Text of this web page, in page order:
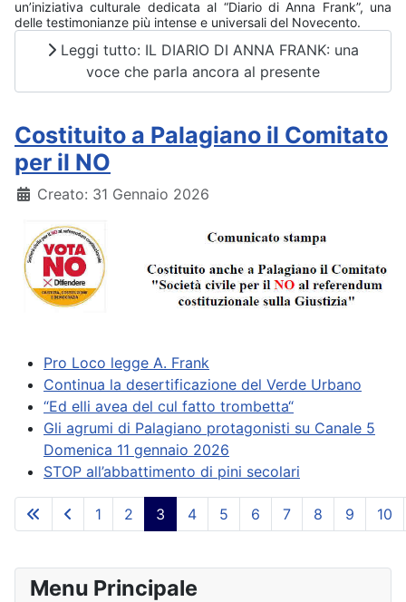
un’iniziativa culturale dedicata al “Diario di Anna Frank”, una
delle testimonianze più intense e universali del Novecento.
Leggi tutto: IL DIARIO DI ANNA FRANK: una
voce che parla ancora al presente
Costituito a Palagiano il Comitato
per il NO
Dettagli
Creato: 31 Gennaio 2026
Pro Loco legge A. Frank
Continua la desertificazione del Verde Urbano
“Ed elli avea del cul fatto trombetta“
Gli agrumi di Palagiano protagonisti su Canale 5
Domenica 11 gennaio 2026
STOP all’abbattimento di pini secolari
1 2 3 4 5 6 7 8 9 10
Menu Principale